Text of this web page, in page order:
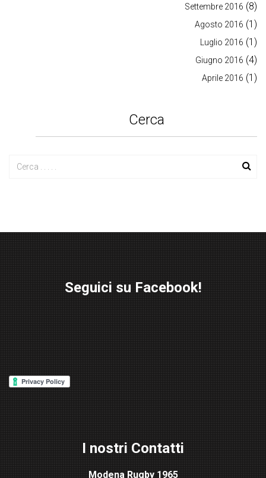
Settembre 2016 (8)
Agosto 2016 (1)
Luglio 2016 (1)
Giugno 2016 (4)
Aprile 2016 (1)
Cerca
Seguici su Facebook!
I nostri Contatti
Modena Rugby 1965